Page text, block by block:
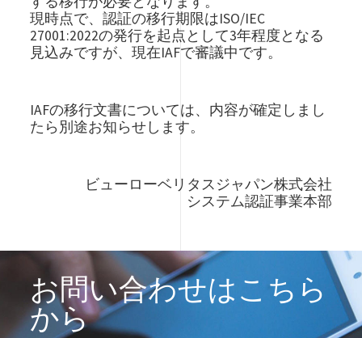
現時点で、認証の移行期限はISO/IEC
27001:2022の発行を起点として3年程度となる
見込みですが、現在IAFで審議中です。
IAFの移行文書については、内容が確定しまし
たら別途お知らせします。
ビューローベリタスジャパン株式会社
システム認証事業本部
お問い合わせはこちら
から